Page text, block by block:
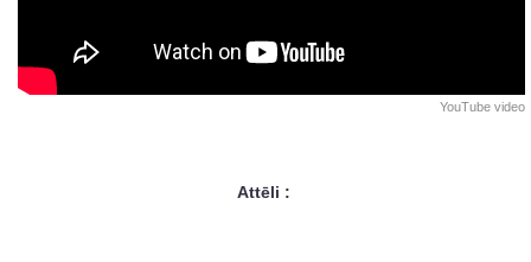
YouTube video
Attēli :